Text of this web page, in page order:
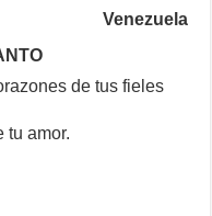
Venezuela
de tus fieles
tu amor.